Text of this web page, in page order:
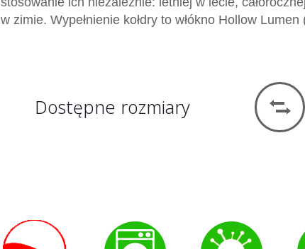
w zimie. Wypełnienie kołdry to włókno Hollow
Dostępne rozmiary